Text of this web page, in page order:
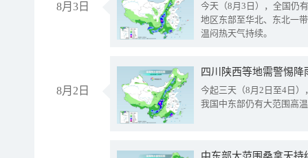
8月3日
今天（8月3日），全国仍
地区东部至华北、东北一
温闷热天气持续。
8月2日
今起三天（8月2日至4日
我国中东部仍有大范围高